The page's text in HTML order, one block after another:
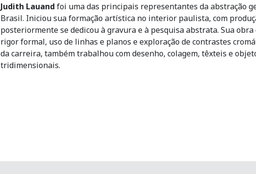
Judith Lauand foi uma das principais representantes da abstração
Brasil. Iniciou sua formação artística no interior paulista, com
posteriormente se dedicou à gravura e à pesquisa abstrata. Sua obra
rigor formal, uso de linhas e planos e exploração de contrastes
da carreira, também trabalhou com desenho, colagem, têxteis e
tridimensionais.